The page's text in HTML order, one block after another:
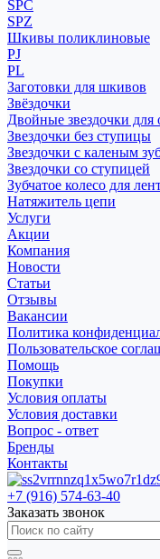
SPC
SPZ
Шкивы поликлиновые
PJ
PL
Заготовки для шкивов
Звёздочки
Двойные звездочки для
Звездочки без ступицы
Звездочки с каленым
Звездочки со ступицей
Зубчатое колесо для
Натяжитель цепи
Услуги
Акции
Компания
Новости
Статьи
Отзывы
Вакансии
Политика
Пользовательское
Помощь
Покупки
Условия оплаты
Условия доставки
Вопрос - ответ
Бренды
Контакты
+7 (916) 574-63-40
Заказать звонок